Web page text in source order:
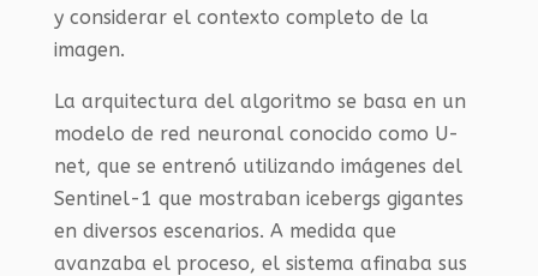
y considerar el contexto completo de la
imagen.
La arquitectura del algoritmo se basa en un
modelo de red neuronal conocido como U-
net, que se entrenó utilizando imágenes del
Sentinel-1 que mostraban icebergs gigantes
en diversos escenarios. A medida que
avanzaba el proceso, el sistema afinaba sus